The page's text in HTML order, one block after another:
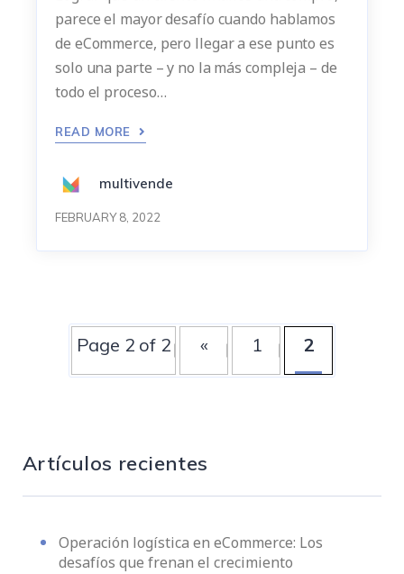
parece el mayor desafío cuando hablamos
de eCommerce, pero llegar a ese punto es
solo una parte – y no la más compleja – de
todo el proceso…
READ MORE
multivende
FEBRUARY 8, 2022
Page 2 of 2 « 1 2
Artículos recientes
Operación logística en eCommerce: Los
desafíos que frenan el crecimiento